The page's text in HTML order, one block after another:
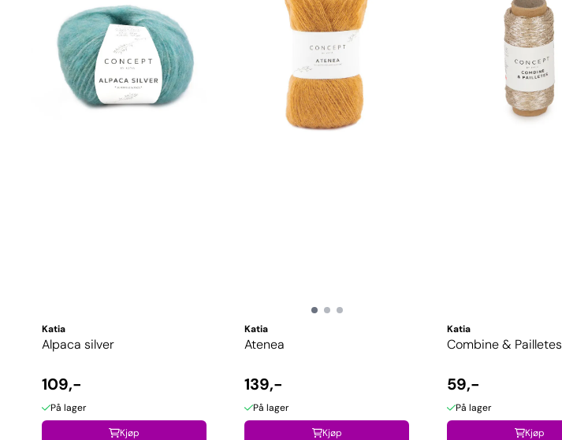
Katia
Alpaca silver
109,-
På lager
Kjøp
Katia
Atenea
139,-
På lager
Kjøp
Katia
Combine & Pailletes
59,-
På lager
Kjøp